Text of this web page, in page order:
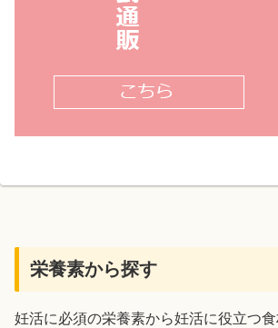
栄養素から探す
妊活に必須の栄養素から妊活に役立つ